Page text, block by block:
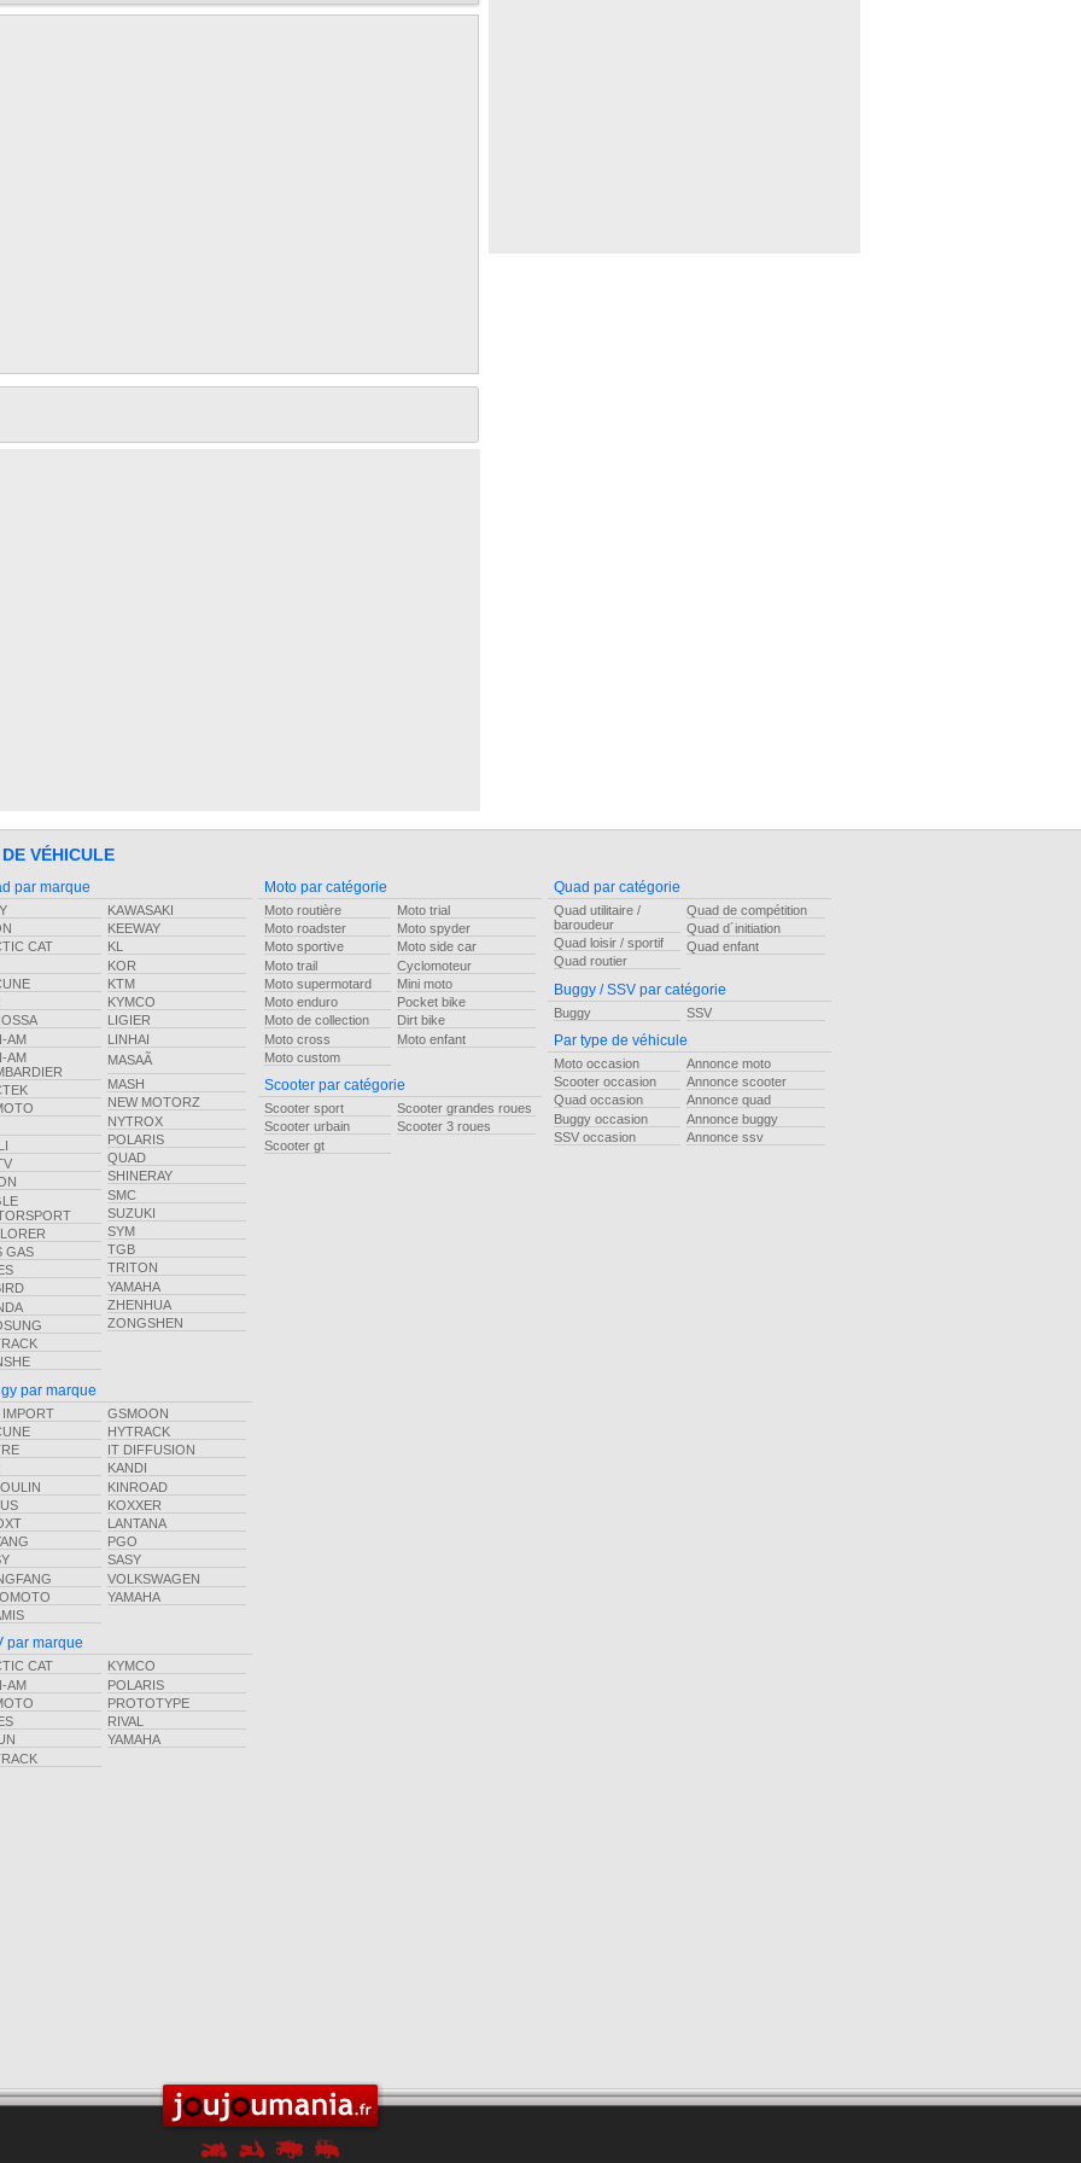
VÉHICULE
par marque
CAT
AM
AM
GAS
KAWASAKI
KEEWAY
KL
KOR
KTM
KYMCO
LIGIER
LINHAI
MASAÃ
MASH
NEW MOTORZ
NYTROX
POLARIS
QUAD
SHINERAY
SMC
SUZUKI
SYM
TGB
TRITON
YAMAHA
ZHENHUA
ZONGSHEN
par marque
IMPORT
GSMOON
HYTRACK
IT DIFFUSION
KANDI
KINROAD
KOXXER
LANTANA
PGO
SASY
VOLKSWAGEN
YAMAHA
par marque
CAT
AM
KYMCO
POLARIS
PROTOTYPE
RIVAL
YAMAHA
Moto par catégorie
Moto routière
Moto roadster
Moto sportive
Moto trail
Moto supermotard
Moto enduro
Moto de collection
Moto cross
Moto custom
Moto trial
Moto spyder
Moto side car
Cyclomoteur
Mini moto
Pocket bike
Dirt bike
Moto enfant
Scooter par catégorie
Scooter sport
Scooter urbain
Scooter gt
Scooter grandes roues
Scooter 3 roues
Quad par catégorie
Quad utilitaire /
baroudeur
Quad loisir / sportif
Quad routier
Quad de compétition
Quad d´initiation
Quad enfant
Buggy / SSV par catégorie
Buggy SSV
Par type de véhicule
Moto occasion
Scooter occasion
Quad occasion
Buggy occasion
SSV occasion
Annonce moto
Annonce scooter
Annonce quad
Annonce buggy
Annonce ssv